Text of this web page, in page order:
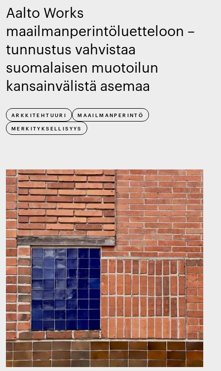
Aalto Works
maailmanperintöluetteloon –
tunnustus vahvistaa
suomalaisen muotoilun
kansainvälistä asemaa
ARKKITEHTUURI
MAAILMANPERINTÖ
MERKITYKSELLISYYS